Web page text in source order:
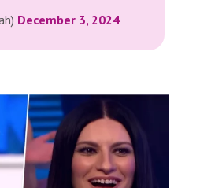
December 3, 2024